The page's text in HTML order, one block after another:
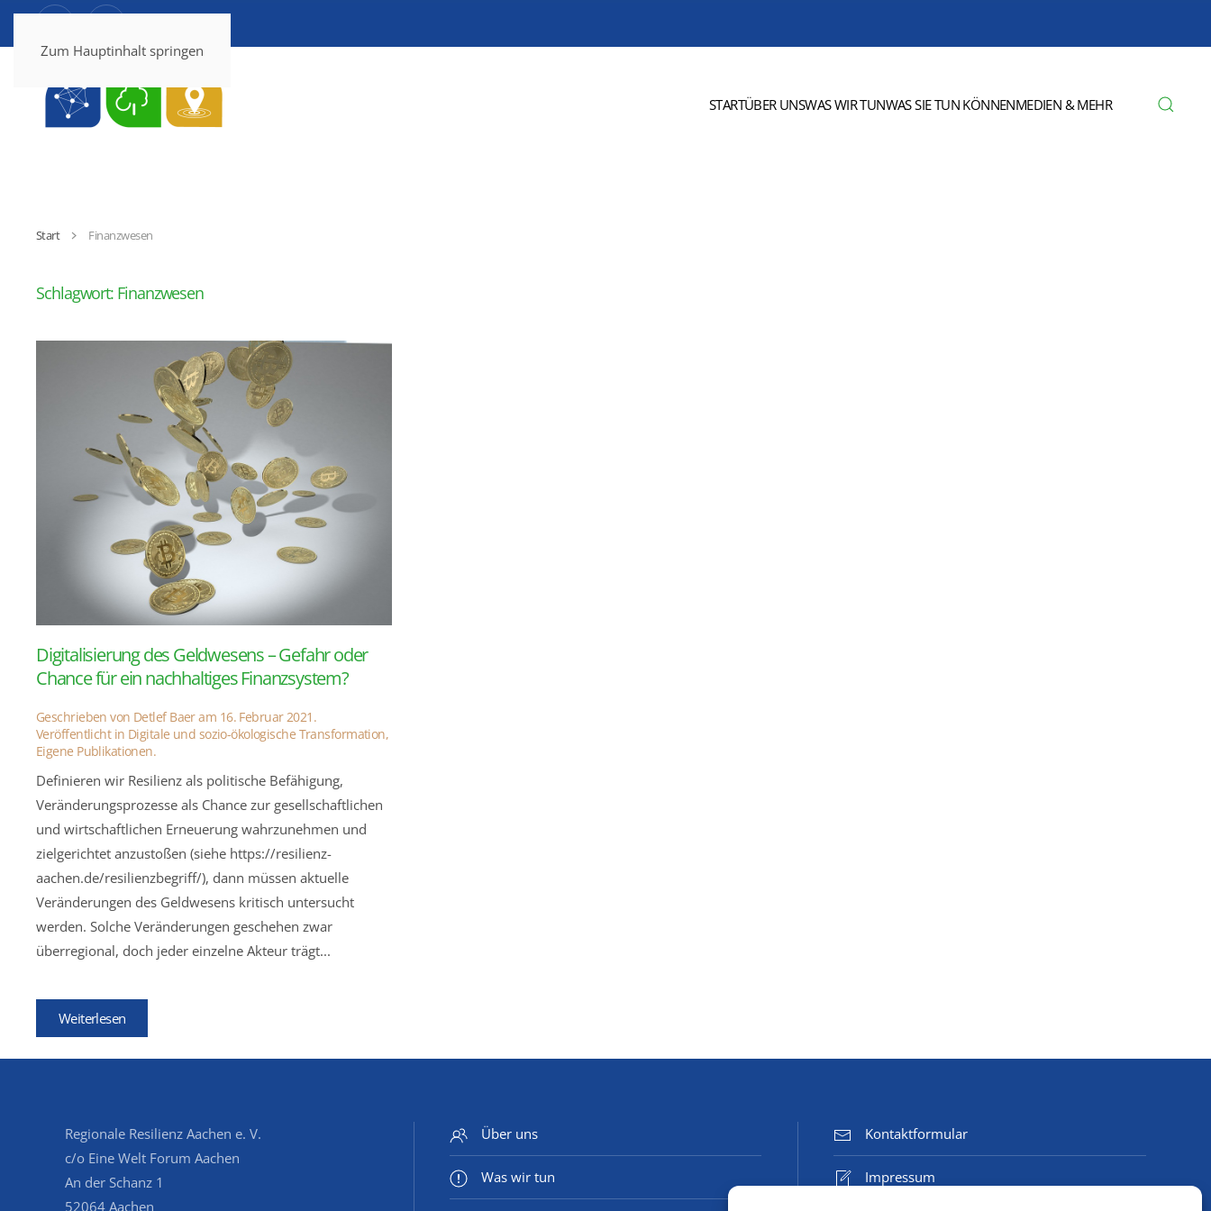
Zum Hauptinhalt springen
STARTÜBER UNSWAS WIR TUNWAS SIE TUN KÖNNENMEDIEN & MEHR
Start Finanzwesen
Schlagwort: Finanzwesen
Digitalisierung des Geldwesens – Gefahr oder
Chance für ein nachhaltiges Finanzsystem?
Geschrieben von Detlef Baeram 16. Februar 2021 .
Veröffentlicht in Digitale und sozio-ökologische Transformation,
Eigene Publikationen.
Definieren wir Resilienz als politische Befähigung,
Veränderungsprozesse als Chance zur gesellschaftlichen
und wirtschaftlichen Erneuerung wahrzunehmen und
zielgerichtet anzustoßen (siehe https://resilienz-
aachen.de/resilienzbegriff/), dann müssen aktuelle
Veränderungen des Geldwesens kritisch untersucht
werden. Solche Veränderungen geschehen zwar
überregional, doch jeder einzelne Akteur trägt...
Weiterlesen
Regionale Resilienz Aachen e. V.
c/o Eine Welt Forum Aachen
An der Schanz 1
52064 Aachen
Über uns
Was wir tun
Kontaktformular
Impressum